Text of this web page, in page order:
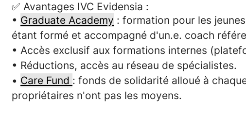
✅ Avantages IVC Evidensia :
• Graduate Academy : formation pour les
étant formé et accompagné d'un.e. coach
• Accès exclusif aux formations internes
• Réductions, accès au réseau de spécialistes.
• Care Fund : fonds de solidarité alloué à
propriétaires n'ont pas les moyens.